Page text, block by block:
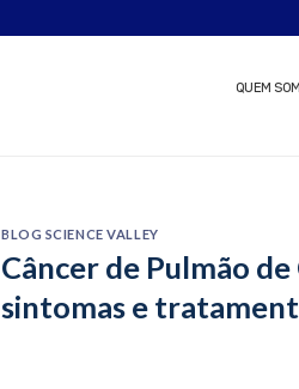
QUEM
BLOG SCIENCE VALLEY
Câncer de Pulmão de
sintomas e
Quer patrocinar um novo